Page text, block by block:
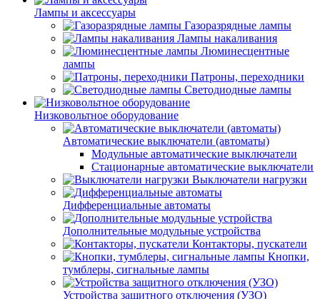
Лампы и аксессуары
Газоразрядные лампы
Лампы накаливания
Люминесцентные
лампы
Патроны, переходники
Светодиодные лампы
Низковольтное оборудование
Автоматические выключатели (автоматы)
Модульные автоматические выключатели
Стационарные автоматические выключатели
Выключатели нагрузки
Дифференциальные автоматы
Дополнительные модульные устройства
Контакторы, пускатели
Кнопки,
тумблеры, сигнальные лампы
Устройства защитного отключения (УЗО)